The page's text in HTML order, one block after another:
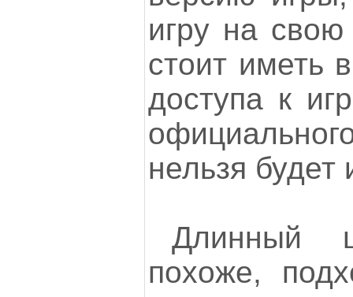
игру на свою
стоит иметь
доступа к
нельзя будет
Длинный
похоже,